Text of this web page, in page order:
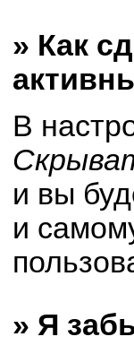
» Как
В
и вы
и
» Я